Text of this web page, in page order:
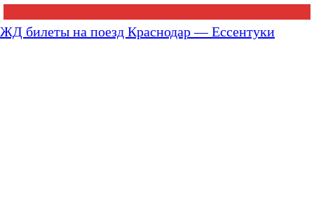
ЖД билеты на поезд Краснодар — Ессентуки